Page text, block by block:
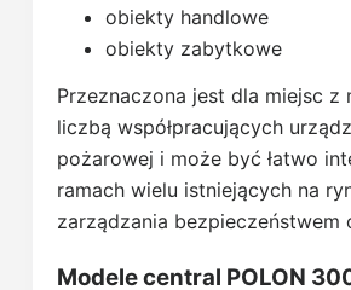
obiekty handlowe
obiekty zabytkowe
Przeznaczona jest dla miejsc z
liczbą współpracujących
pożarowej i może być łatwo
ramach wielu istniejących na
zarządzania bezpieczeństwem
Modele central POLON